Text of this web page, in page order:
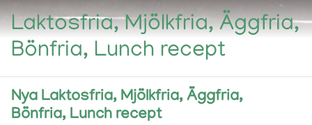
Laktosfria, Mjölkfria, Äggfria,
Bönfria, Lunch recept
Nya Laktosfria, Mjölkfria, Äggfria,
Bönfria, Lunch recept